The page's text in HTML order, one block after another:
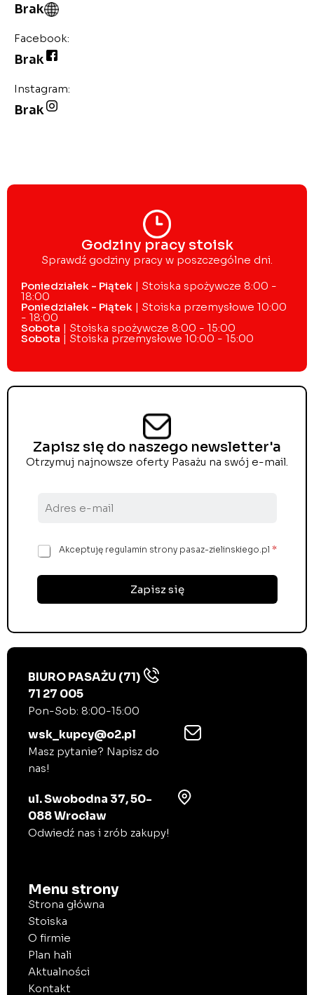
Brak
Facebook:
Brak
Instagram:
Brak
Godziny pracy stoisk
Sprawdź godziny pracy w poszczególne dni.
Poniedziałek - Piątek | Stoiska spożywcze 8:00 -
18:00
Poniedziałek - Piątek | Stoiska przemysłowe 10:00
- 18:00
Sobota | Stoiska spożywcze 8:00 - 15:00
Sobota | Stoiska przemysłowe 10:00 - 15:00
Zapisz się do naszego newsletter'a
Otrzymuj najnowsze oferty Pasażu na swój e-mail.
-
a
l
*
Z
o
a
O
*
Akceptuję regulamin strony pasaz-zielinskiego.pl *
Zapisz się
BIURO PASAŻU (71)
71 27 005
Pon-Sob: 8:00-15:00
wsk_kupcy@o2.pl
Masz pytanie? Napisz do
nas!
ul. Swobodna 37, 50-
088 Wrocław
Odwiedź nas i zrób zakupy!
Menu strony
Strona główna
Stoiska
O firmie
Plan hali
Aktualności
Kontakt